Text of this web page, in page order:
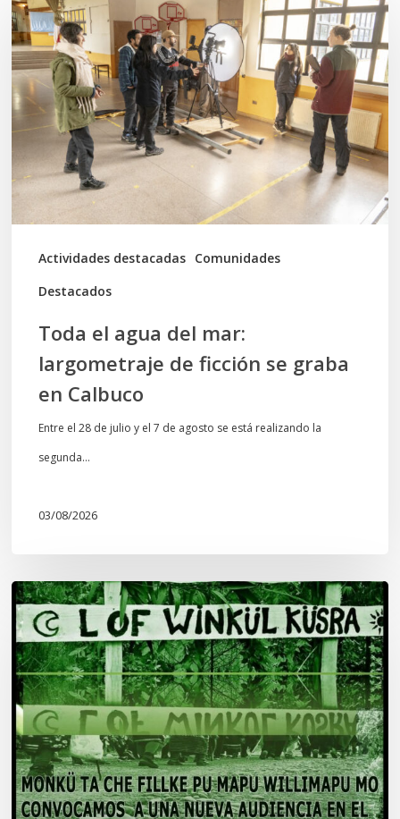
Actividades destacadas Comunidades
Destacados
el
agua
del
mar:
largometraje
de
ficción
se
graba
Toda el agua del mar:
largometraje de ficción se graba
en Calbuco
Entre el 28 de julio y el 7 de agosto se está realizando la
segunda…
03/08/2026
Lof
Winkül
Küsra
convoca
a
apoyar
audiencia
en